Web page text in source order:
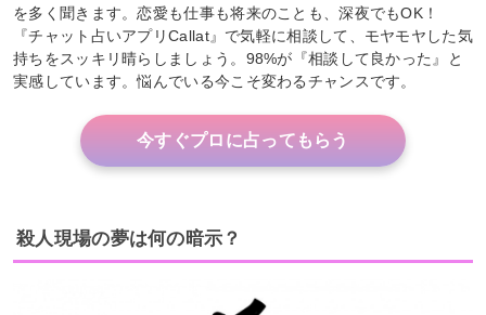
を多く聞きます。恋愛も仕事も将来のことも、深夜でもOK！
『チャット占いアプリCallat』で気軽に相談して、モヤモヤした気
持ちをスッキリ晴らしましょう。98%が『相談して良かった』と
実感しています。悩んでいる今こそ変わるチャンスです。
今すぐプロに占ってもらう
殺人現場の夢は何の暗示？